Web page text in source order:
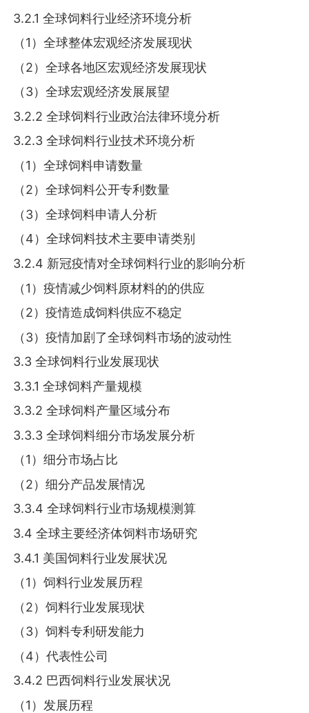
3.2.1 全球饲料行业经济环境分析
（1）全球整体宏观经济发展现状
（2）全球各地区宏观经济发展现状
（3）全球宏观经济发展展望
3.2.2 全球饲料行业政治法律环境分析
3.2.3 全球饲料行业技术环境分析
（1）全球饲料申请数量
（2）全球饲料公开专利数量
（3）全球饲料申请人分析
（4）全球饲料技术主要申请类别
3.2.4 新冠疫情对全球饲料行业的影响分析
（1）疫情减少饲料原材料的的供应
（2）疫情造成饲料供应不稳定
（3）疫情加剧了全球饲料市场的波动性
3.3 全球饲料行业发展现状
3.3.1 全球饲料产量规模
3.3.2 全球饲料产量区域分布
3.3.3 全球饲料细分市场发展分析
（1）细分市场占比
（2）细分产品发展情况
3.3.4 全球饲料行业市场规模测算
3.4 全球主要经济体饲料市场研究
3.4.1 美国饲料行业发展状况
（1）饲料行业发展历程
（2）饲料行业发展现状
（3）饲料专利研发能力
（4）代表性公司
3.4.2 巴西饲料行业发展状况
（1）发展历程